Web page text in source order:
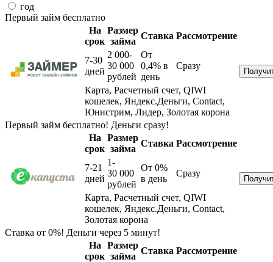
год
Первый займ бесплатно
На
срок
Размер
займа
Ставка Рассмотрение
7-30
дней
2 000-
30 000
рублей
От
0,4% в
день
Сразу
Карта, Расчетный счет, QIWI
кошелек, Яндекс.Деньги, Contact,
Юнистрим, Лидер, Золотая корона
Первый займ бесплатно! Деньги сразу!
На
срок
Размер
займа
Ставка Рассмотрение
7-21
дней
1-
30 000
рублей
От 0%
в день
Сразу
Карта, Расчетный счет, QIWI
кошелек, Яндекс.Деньги, Contact,
Золотая корона
Ставка от 0%! Деньги через 5 минут!
На
срок
Размер
займа
Ставка Рассмотрение